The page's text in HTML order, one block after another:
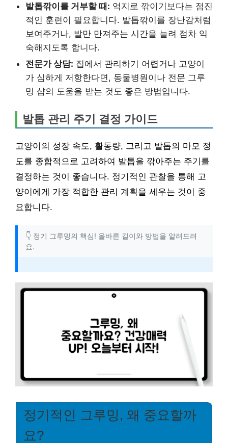
발톱깎이를 거부할 때: 억지로 깎이기보다는 점진
적인 훈련이 필요합니다. 발톱깎이를 장난감처럼
보여주거나, 발만 만져주는 시간을 늘려 점차 익
숙해지도록 합니다.
전문가 상담: 집에서 관리하기 어렵거나 고양이
가 심하게 저항한다면, 동물병원이나 전문 그루
밍 샵의 도움을 받는 것도 좋은 방법입니다.
발톱 관리 주기 결정 가이드
고양이의 성장 속도, 활동량, 그리고 발톱의 마모 정
도를 종합적으로 고려하여 발톱을 깎아주는 주기를
결정하는 것이 좋습니다. 정기적인 관찰을 통해 고
양이에게 가장 적합한 관리 계획을 세우는 것이 중
요합니다.
👇 정기 그루밍의 핵심! 올바른 길이와 방법을 알려드려
요.
정기적인 그루밍, 왜 중요할까
요?